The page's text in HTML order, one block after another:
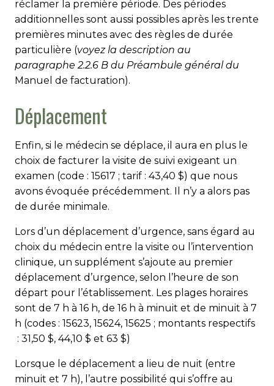
réclamer la première période. Des périodes
additionnelles sont aussi possibles après les trente
premières minutes avec des règles de durée
parti­culière (voyez la description au
paragraphe 2.2.6 B du Préambule général du
Manuel de facturation).
Déplacement
Enfin, si le médecin se déplace, il aura en plus le
choix de facturer la visite de suivi exigeant un
examen (code : 15617 ; tarif : 43,40 $) que nous
avons évoquée précédemment. Il n’y a alors pas
de durée minimale.
Lors d’un déplacement d’urgence, sans égard au
choix du médecin entre la visite ou l’intervention
clinique, un supplément s’ajoute au premier
déplacement d’urgence, selon l’heure de son
départ pour l’établissement. Les plages horaires
sont de 7 h à 16 h, de 16 h à minuit et de minuit à 7
h (codes : 15623, 15624, 15625 ; montants respectifs
: 31,50 $, 44,10 $ et 63 $)
Lorsque le déplacement a lieu de nuit (entre
minuit et 7 h), l’autre possibilité qui s’offre au